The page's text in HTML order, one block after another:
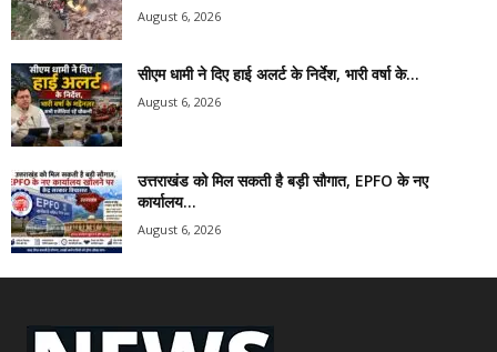
August 6, 2026
सीएम धामी ने दिए हाई अलर्ट के निर्देश, भारी वर्षा के...
August 6, 2026
उत्तराखंड को मिल सकती है बड़ी सौगात, EPFO के नए
कार्यालय...
August 6, 2026